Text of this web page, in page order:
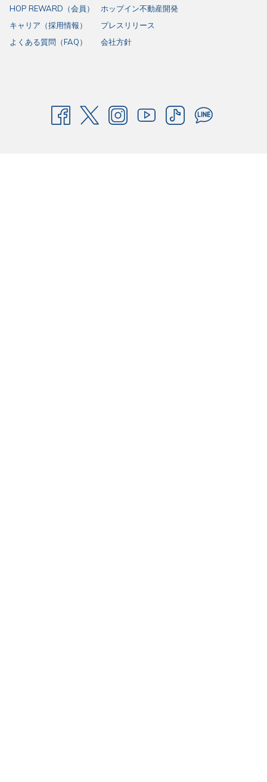
HOP REWARD（会員）
ホップイン不動産開発
キャリア（採用情報）
プレスリリース
よくある質問（FAQ）
会社方針